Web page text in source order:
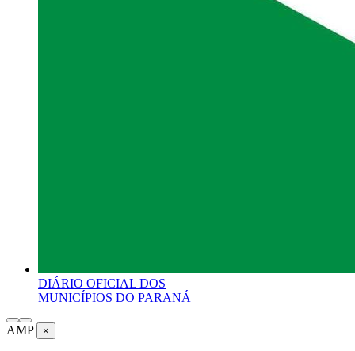
DIÁRIO OFICIAL DOS
MUNICÍPIOS DO PARANÁ
AMP ×